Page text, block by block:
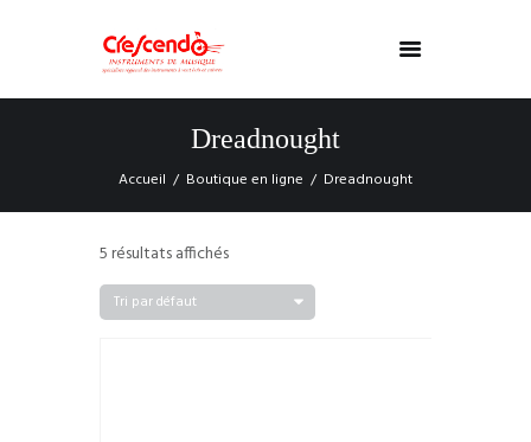
Dreadnought
Accueil Boutique en ligne Dreadnought
5 résultats affichés